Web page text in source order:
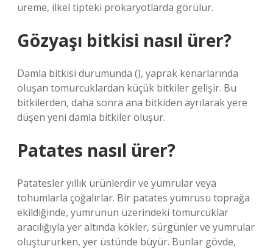
üreme, ilkel tipteki prokaryotlarda görülür.
Gözyaşı bitkisi nasıl ürer?
Damla bitkisi durumunda (), yaprak kenarlarında
oluşan tomurcuklardan küçük bitkiler gelişir. Bu
bitkilerden, daha sonra ana bitkiden ayrılarak yere
düşen yeni damla bitkiler oluşur.
Patates nasıl ürer?
Patatesler yıllık ürünlerdir ve yumrular veya
tohumlarla çoğalırlar. Bir patates yumrusu toprağa
ekildiğinde, yumrunun üzerindeki tomurcuklar
aracılığıyla yer altında kökler, sürgünler ve yumrular
oluştururken, yer üstünde büyür. Bunlar gövde,